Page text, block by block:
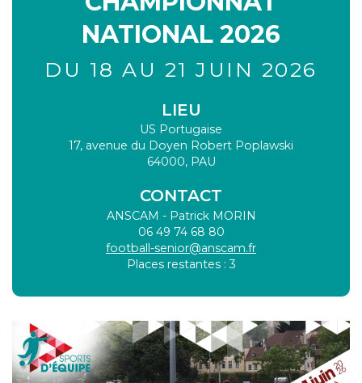
NATIONAL 2026
DU 18 AU 21 JUIN 2026
LIEU
US Portugaise
17, avenue du Doyen Robert Poplawski
64000, PAU
CONTACT
ANSCAM - Patrick MORIN
06 49 74 68 80
football-senior@anscam.fr
Places restantes : 3